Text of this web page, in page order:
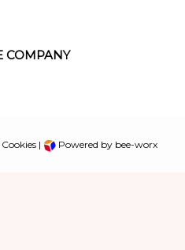
COMPANY
Cookies| Powered by bee-worx